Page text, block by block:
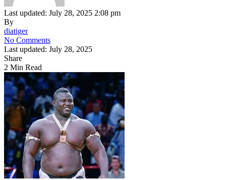
Last updated: July 28, 2025 2:08 pm
By
diatiger
No Comments
Last updated: July 28, 2025
Share
2 Min Read